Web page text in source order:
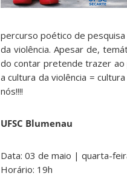
percurso poético de
da violência. Apesar de,
do contar pretende trazer
a cultura da violência =
nós!!!!
UFSC Blumenau
Data: 03 de maio | quarta-
Horário: 19h